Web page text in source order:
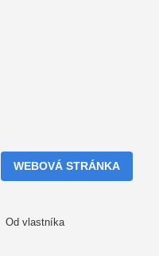
WEBOVÁ STRÁNKA
Od vlastníka